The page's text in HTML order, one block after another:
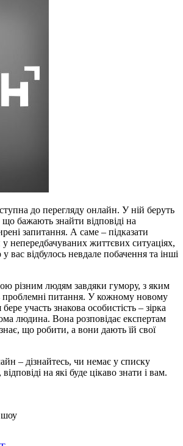
до перегляду онлайн. У ній беруть
що бажають знайти відповіді на
запитання. А саме – підказати
непередбачуваних життєвих ситуаціях,
вас відбулось невдале побачення та інші
різним людям завдяки гумору, з яким
проблемні питання. У кожному новому
бере участь знакова особистість – зірка
людина. Вона розповідає експертам
що робити, а вони дають їй свої
– дізнайтесь, чи немає у списку
на які буде цікаво знати і вам.
шоу